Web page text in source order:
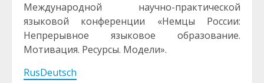
Международной научно-практической
языковой конференции «Немцы России:
Непрерывное языковое образование.
Мотивация. Ресурсы. Модели».
RusDeutsch